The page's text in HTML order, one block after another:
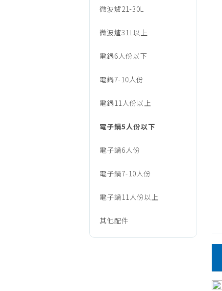
微波爐21-30L
微波爐31L以上
電鍋6人份以下
電鍋7-10人份
電鍋11人份以上
電子鍋5人份以下
電子鍋6人份
電子鍋7-10人份
電子鍋11人份以上
其他配件